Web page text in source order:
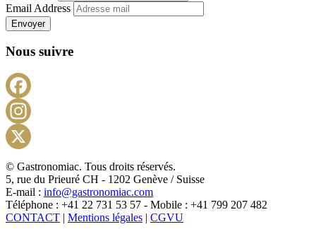
Email Address
Envoyer
Nous suivre
X
© Gastronomiac. Tous droits réservés.
5, rue du Prieuré CH - 1202 Genève / Suisse
E-mail : info@gastronomiac.com
Téléphone : +41 22 731 53 57 - Mobile : +41 799 207 482
CONTACT | Mentions légales | CGVU